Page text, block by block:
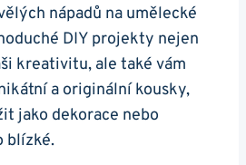
nápadů na umělecké
DIY projekty nejen
kreativitu, ale ‍také vám
a ⁢originální kousky,
jako dekorace nebo
blízké.